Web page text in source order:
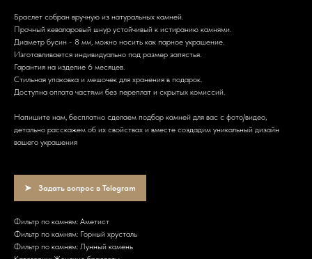
Браслет собран вручную из натуральных камней.
Прочный кеваларовый шнур устойчивый к истиранию камнями.
Диаметр бусин - 8 мм, можно носить как парное украшение.
Изготавливается индивидуально под размер запястья.
Гарантия на изделие 6 месяцев.
Стильная упаковка и мешочек для хранения в подарок.
Доступна оплата частями без переплат и скрытых комиссий.
Напишите нам, бесплатно сделаем подбор камней для вас с фото/видео,
детально расскажем об их свойствах и вместе создадим уникальный дизайн
вашего украшения
Задать вопрос в Telegram
Фильтр по камням: Аметист
Фильтр по камням: Горный хрусталь
Фильтр по камням: Лунный камень